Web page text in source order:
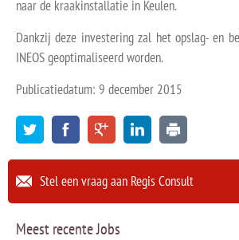
naar de kraakinstallatie in Keulen.
Dankzij deze investering zal het opslag- en
INEOS geoptimaliseerd worden.
Publicatiedatum: 9 december 2015
Stel een vraag aan Regis Consult
Meest recente Jobs